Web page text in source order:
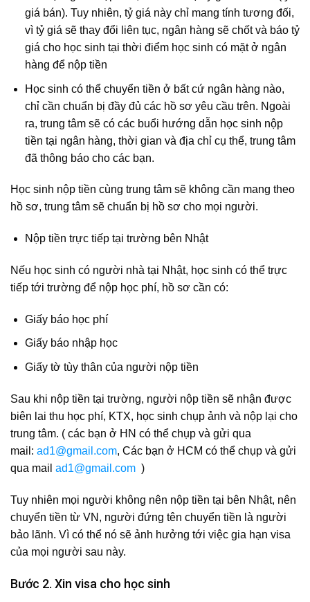
giá bán). Tuy nhiên, tỷ giá này chỉ mang tính tương đối,
vì tỷ giá sẽ thay đổi liên tục, ngân hàng sẽ chốt và báo tỷ
giá cho học sinh tại thời điểm học sinh có mặt ở ngân
hàng để nộp tiền
Học sinh có thể chuyển tiền ở bất cứ ngân hàng nào,
chỉ cần chuẩn bị đầy đủ các hồ sơ yêu cầu trên. Ngoài
ra, trung tâm sẽ có các buổi hướng dẫn học sinh nộp
tiền tại ngân hàng, thời gian và địa chỉ cụ thể, trung tâm
đã thông báo cho các bạn.
Học sinh nộp tiền cùng trung tâm sẽ không cần mang theo
hồ sơ, trung tâm sẽ chuẩn bị hồ sơ cho mọi người.
Nộp tiền trực tiếp tại trường bên Nhật
Nếu học sinh có người nhà tại Nhật, học sinh có thể trực
tiếp tới trường để nộp học phí, hồ sơ cần có:
Giấy báo học phí
Giấy báo nhập học
Giấy tờ tùy thân của người nộp tiền
Sau khi nộp tiền tại trường, người nộp tiền sẽ nhận được
biên lai thu học phí, KTX, học sinh chụp ảnh và nộp lại cho
trung tâm. ( các bạn ở HN có thể chụp và gửi qua
mail: ad1@gmail.com, Các bạn ở HCM có thể chụp và gửi
qua mail ad1@gmail.com )
Tuy nhiên mọi người không nên nộp tiền tại bên Nhật, nên
chuyển tiền từ VN, người đứng tên chuyển tiền là người
bảo lãnh. Vì có thể nó sẽ ảnh hưởng tới việc gia hạn visa
của mọi người sau này.
Bước 2. Xin visa cho học sinh